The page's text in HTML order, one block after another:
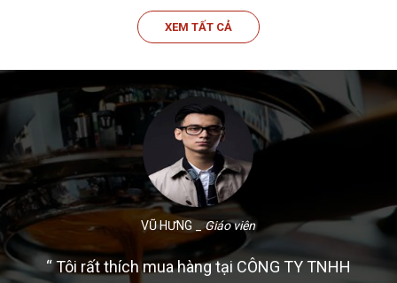
XEM TẤT CẢ
VŨ HƯNG _Giáo viên
“ Tôi rất thích mua hàng tại CÔNG TY TNHH